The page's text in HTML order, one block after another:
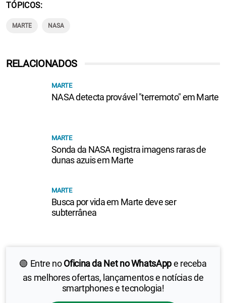
TÓPICOS
MARTE NASA
🟢 Entre noOficina da Net no WhatsAppe receba
as melhores ofertas, lançamentos e notícias de
smartphones e tecnologia!
RELACIONADOS
MARTE
NASA detecta provável "terremoto" em Marte
MARTE
Sonda da NASA registra imagens raras de
dunas azuis em Marte
MARTE
Busca por vida em Marte deve ser
subterrânea